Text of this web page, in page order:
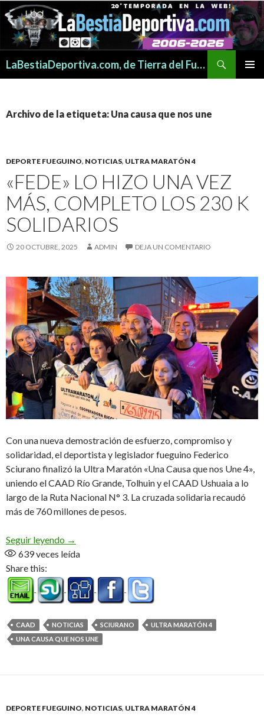
LaBestiaDeportiva.com, de Tierra del Fuego para todo el mundo
Archivo de la etiqueta: Una causa que nos une
DEPORTE FUEGUINO, NOTICIAS, ULTRA MARATÓN 4
«FEDE» LO HIZO UNA VEZ
MÁS, COMPLETO LOS 230 K
SOLIDARIOS
20 OCTUBRE, 2025 ADMIN DEJA UN COMENTARIO
Con una nueva demostración de esfuerzo, compromiso y
solidaridad, el deportista y legislador fueguino Federico
Sciurano finalizó la Ultra Maratón «Una Causa que nos Une 4»,
uniendo el CAAD Río Grande, Tolhuin y el CAAD Ushuaia a lo
largo de la Ruta Nacional N° 3. La cruzada solidaria recaudó
más de 760 millones de pesos.
Seguir leyendo «Fede» lo hizo una vez más, completo los 230 k
→
639veces leída
Share this:
CAAD NOTICIAS SCIURANO
ULTRA MARATÓN 4
UNA CAUSA QUE NOS UNE
DEPORTE FUEGUINO, NOTICIAS, ULTRA MARATÓN 4